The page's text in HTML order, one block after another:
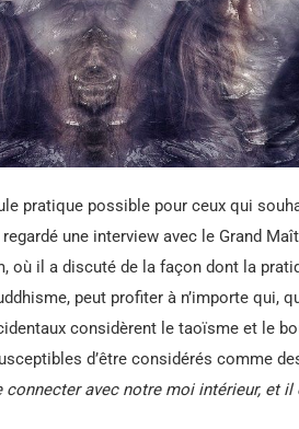
pratique possible pour ceux qui
une interview avec le Grand
où il a discuté de la façon dont la
peut profiter à n’importe qui,
considèrent le taoïsme et le
d’être considérés comme
avec notre moi intérieur, et il